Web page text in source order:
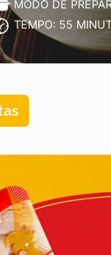
MODO DE
TEMPO: 55